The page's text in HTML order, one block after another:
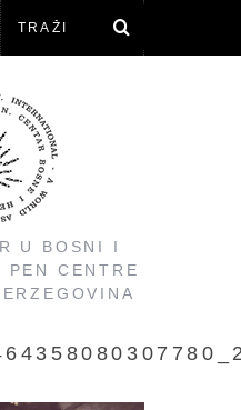
U BOSNI I
CENTRE